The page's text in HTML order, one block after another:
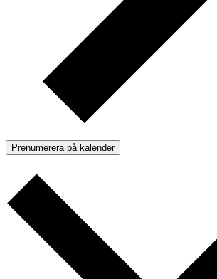
Prenumerera på kalender